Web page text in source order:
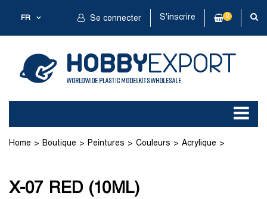
FR Se connecter S'inscrire 0
Home Boutique Peintures Couleurs Acrylique
X-07 RED (10ML)